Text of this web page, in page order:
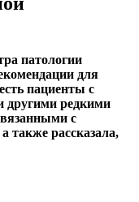
патологии
для
пациенты с
другими редкими
с
также рассказала,